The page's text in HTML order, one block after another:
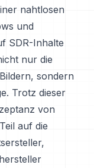
nahtlosen
und
SDR-Inhalte
nur die
sondern
Trotz dieser
von
auf die